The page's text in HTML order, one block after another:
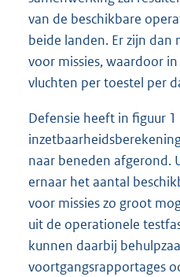
van de beschikbare
beide landen. Er zijn dan
voor missies, waardoor
vluchten per toestel per
Defensie heeft in figuur 1
naar beneden afgerond.
ernaar het aantal
voor missies zo groot
uit de operationele
kunnen daarbij
voortgangsrapportages